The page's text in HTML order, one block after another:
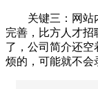
关键三： 网站
完善，比方人才
了，公司简介还
烦的，可能就不会